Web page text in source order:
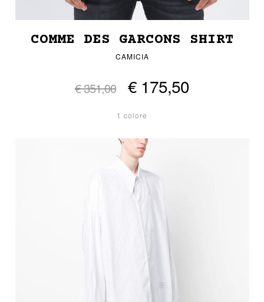
COMME DES GARCONS SHIRT
CAMICIA
€ 351,00 € 175,50
1 colore